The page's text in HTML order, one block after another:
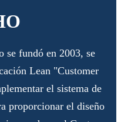
se fundó en 2003, se
Lean "Customer
el sistema de
proporcionar el diseño